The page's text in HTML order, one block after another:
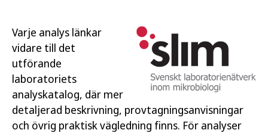
Varje analys länkar
vidare till det
utförande
laboratoriets
analyskatalog, där mer
detaljerad beskrivning, provtagningsanvisningar
och övrig praktisk vägledning finns. För analyser